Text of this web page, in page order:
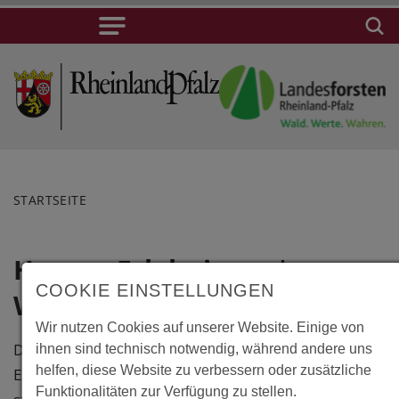
STARTSEITE
Hanau, Erlebnis
Wildpark
Der von Hessen-Forst betriebene
Erlebnis Wildpark "Alte Fasanerie"
Lage
Erlebnis
Wildpark
COOKIE EINSTELLUNGEN
Wir nutzen Cookies auf unserer Website. Einige von
ihnen sind technisch notwendig, während andere uns
helfen, diese Website zu verbessern oder zusätzliche
Funktionalitäten zur Verfügung zu stellen.